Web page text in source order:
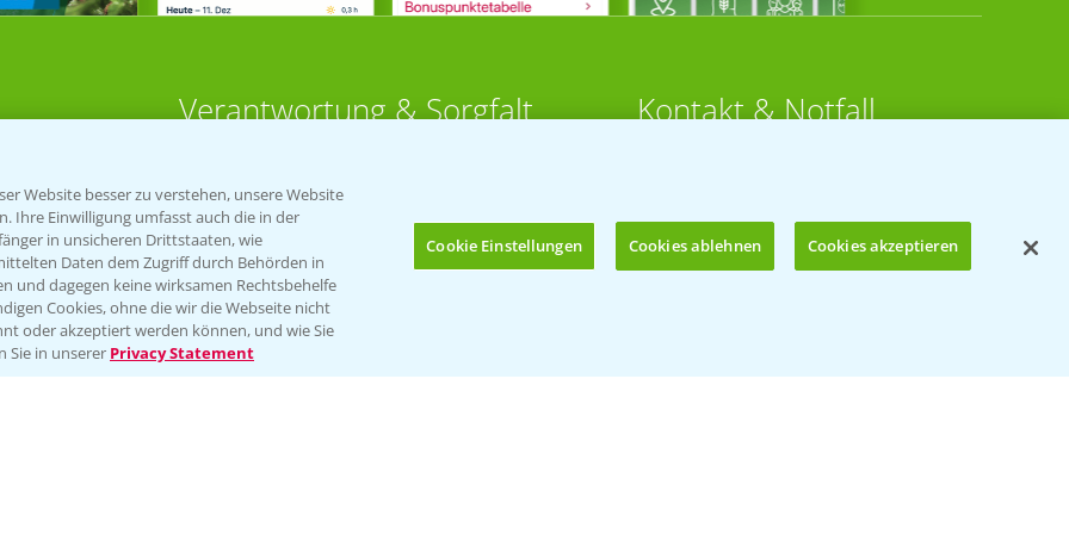
Bis zu 4 Produkte vergleichen:
Aktuell
Verantwortung & Sorgfalt
Sammelstellen und Termine
PRE - Chemikalien sicher entsorgen
Sammelstellen und Termine
Kontakt & Notfall
KONTAKT
T.+49 (0)214/30-20220
Website besser zu verstehen, unsere Website
Ihre Einwilligung umfasst auch die in der
in unsicheren Drittstaaten, wie
Daten dem Zugriff durch Behörden in
und dagegen keine wirksamen Rechtsbehelfe
Cookies, ohne die wir die Webseite nicht
oder akzeptiert werden können, und wie Sie
Sie in unserer Privacy Statement
Cookie Einstellungen Cookies ablehnen Cookies akzeptieren